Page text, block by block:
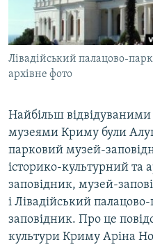
ВІДЕОУРОКИ «ELIFBE»
СВІДЧЕННЯ ОКУПАЦІЇ
УКРАЇНСЬКА ПРОБЛЕМА КРИМУ
Русский
Qırımtatar
Усі сайти RFE/RL
Лівадійський палацово-
архівне фото
Найбільш відвідуваними
музеями Криму були
парковий музей-
історико-культурний та
заповідник, музей-
і Лівадійський
заповідник. Про це
культури Криму Аріна